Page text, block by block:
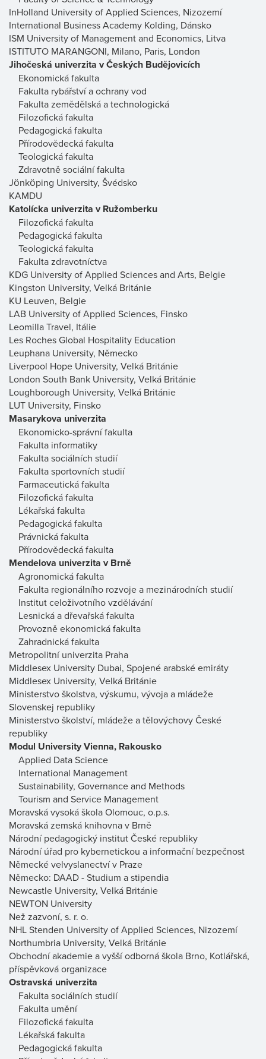
InHolland University of Applied Sciences, Nizozemí
International Business Academy Kolding, Dánsko
ISM University of Management and Economics, Litva
ISTITUTO MARANGONI, Milano, Paris, London
Jihočeská univerzita v Českých Budějovicích
Ekonomická fakulta
Fakulta rybářství a ochrany vod
Fakulta zemědělská a technologická
Filozofická fakulta
Pedagogická fakulta
Přírodovědecká fakulta
Teologická fakulta
Zdravotně sociální fakulta
Jönköping University, Švédsko
KAMDU
Katolícka univerzita v Ružomberku
Filozofická fakulta
Pedagogická fakulta
Teologická fakulta
Fakulta zdravotníctva
KDG University of Applied Sciences and Arts, Belgie
Kingston University, Velká Británie
KU Leuven, Belgie
LAB University of Applied Sciences, Finsko
Leomilla Travel, Itálie
Les Roches Global Hospitality Education
Leuphana University, Německo
Liverpool Hope University, Velká Británie
London South Bank University, Velká Británie
Loughborough University, Velká Británie
LUT University, Finsko
Masarykova univerzita
Ekonomicko-správní fakulta
Fakulta informatiky
Fakulta sociálních studií
Fakulta sportovních studií
Farmaceutická fakulta
Filozofická fakulta
Lékařská fakulta
Pedagogická fakulta
Právnická fakulta
Přírodovědecká fakulta
Mendelova univerzita v Brně
Agronomická fakulta
Fakulta regionálního rozvoje a mezinárodních studií
Institut celoživotního vzdělávání
Lesnická a dřevařská fakulta
Provozně ekonomická fakulta
Zahradnická fakulta
Metropolitní univerzita Praha
Middlesex University Dubai, Spojené arabské emiráty
Middlesex University, Velká Británie
Ministerstvo školstva, výskumu, vývoja a mládeže
Slovenskej republiky
Ministerstvo školství, mládeže a tělovýchovy České
republiky
Modul University Vienna, Rakousko
Applied Data Science
International Management
Sustainability, Governance and Methods
Tourism and Service Management
Moravská vysoká škola Olomouc, o.p.s.
Moravská zemská knihovna v Brně
Národní pedagogický institut České republiky
Národní úřad pro kybernetickou a informační bezpečnost
Německé velvyslanectví v Praze
Německo: DAAD - Studium a stipendia
Newcastle University, Velká Británie
NEWTON University
Než zazvoní, s. r. o.
NHL Stenden University of Applied Sciences, Nizozemí
Northumbria University, Velká Británie
Obchodní akademie a vyšší odborná škola Brno, Kotlářská,
příspěvková organizace
Ostravská univerzita
Fakulta sociálních studií
Fakulta umění
Filozofická fakulta
Lékařská fakulta
Pedagogická fakulta